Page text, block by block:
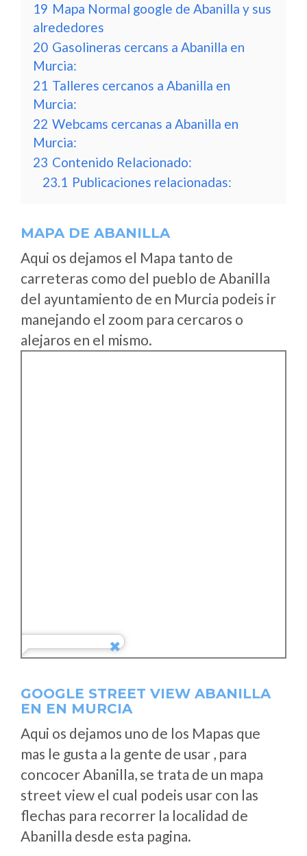
19 Mapa Normal google de Abanilla y sus
alrededores
20 Gasolineras cercans a Abanilla en
Murcia:
21 Talleres cercanos a Abanilla en
Murcia:
22 Webcams cercanas a Abanilla en
Murcia:
23 Contenido Relacionado:
23.1 Publicaciones relacionadas:
MAPA DE ABANILLA
Aqui os dejamos el Mapa tanto de
carreteras como del pueblo de Abanilla
del ayuntamiento de en Murcia podeis ir
manejando el zoom para cercaros o
alejaros en el mismo.
GOOGLE STREET VIEW ABANILLA
EN EN MURCIA
Aqui os dejamos uno de los Mapas que
mas le gusta a la gente de usar , para
concocer Abanilla, se trata de un mapa
street view el cual podeis usar con las
flechas para recorrer la localidad de
Abanilla desde esta pagina.